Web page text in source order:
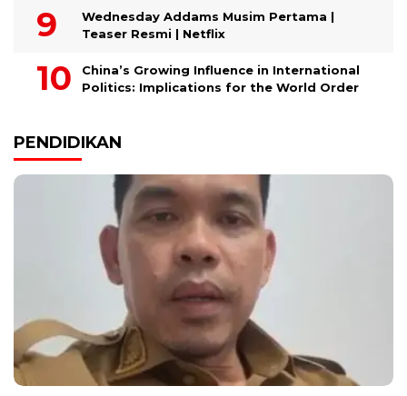
Wednesday Addams Musim Pertama |
Teaser Resmi | Netflix
China’s Growing Influence in International
Politics: Implications for the World Order
PENDIDIKAN